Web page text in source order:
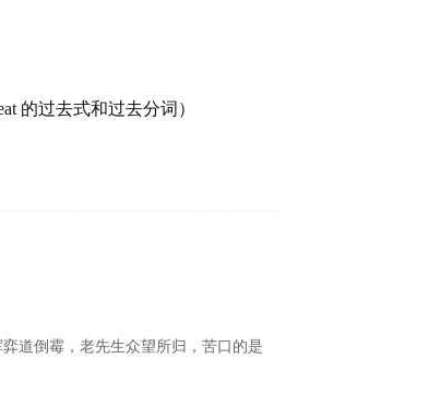
过去式和过去分词）
道倒霉，老先生众望所归，苦口的是